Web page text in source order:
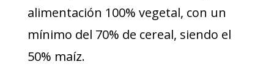
alimentación 100% vegetal, con un
mínimo del 70% de cereal, siendo el
50% maíz.